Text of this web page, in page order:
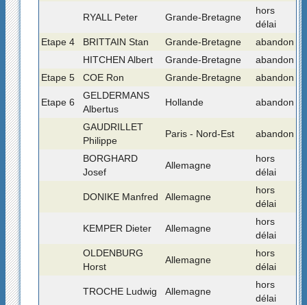
RYALL Peter Grande-Bretagne
hors
délai
Etape 4
BRITTAIN Stan Grande-Bretagne
abandon
HITCHEN Albert
Grande-Bretagne
abandon
Etape 5
COE Ron Grande-Bretagne abandon
Etape 6
GELDERMANS
Albertus
Hollande abandon
GAUDRILLET
Philippe
Paris - Nord-Est abandon
BORGHARD
Josef
Allemagne
hors
délai
DONIKE Manfred Allemagne
hors
délai
KEMPER Dieter Allemagne
hors
délai
OLDENBURG
Horst
Allemagne
hors
délai
TROCHE Ludwig Allemagne
hors
délai